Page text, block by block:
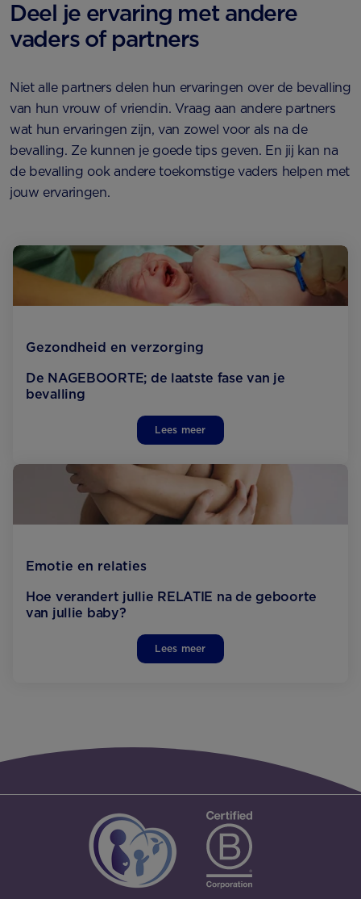
Deel je ervaring met andere
vaders of partners
Niet alle partners delen hun ervaringen over de bevalling
van hun vrouw of vriendin. Vraag aan andere partners
wat hun ervaringen zijn, van zowel voor als na de
bevalling. Ze kunnen je goede tips geven. En jij kan na
de bevalling ook andere toekomstige vaders helpen met
jouw ervaringen.
Gezondheid en verzorging
De NAGEBOORTE; de laatste fase van je
bevalling
Lees meer
Emotie en relaties
Hoe verandert jullie RELATIE na de geboorte
van jullie baby?
Lees meer